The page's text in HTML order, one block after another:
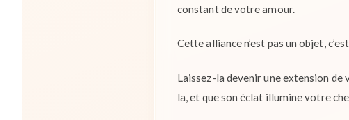
constant de votre amour.
Cette alliance n’est pas un objet,
Laissez-la devenir une extension
la, et que son éclat illumine votre